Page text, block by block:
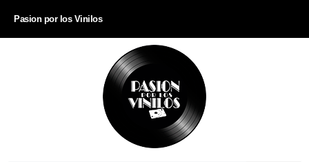
Pasion por los Vinilos